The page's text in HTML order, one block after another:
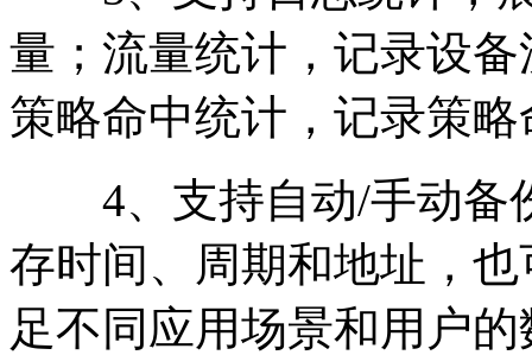
量；流量统计，记录设
策略命中统计，记录策
4、支持自动/手动备
存时间、周期和地址，
足不同应用场景和用户